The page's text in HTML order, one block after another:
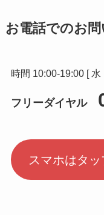
お電話でのお
時間 10:00-19:00 [
フリーダイヤル
スマホはタ